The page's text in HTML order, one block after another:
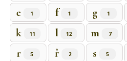
e 1 f 1 g 1
k 11 l 12 m 7
r 5 ř 2 s 5